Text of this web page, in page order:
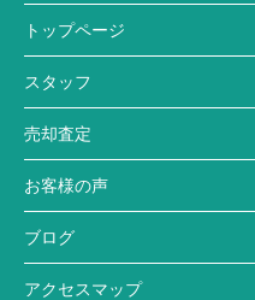
トップページ
スタッフ
売却査定
お客様の声
ブログ
アクセスマップ